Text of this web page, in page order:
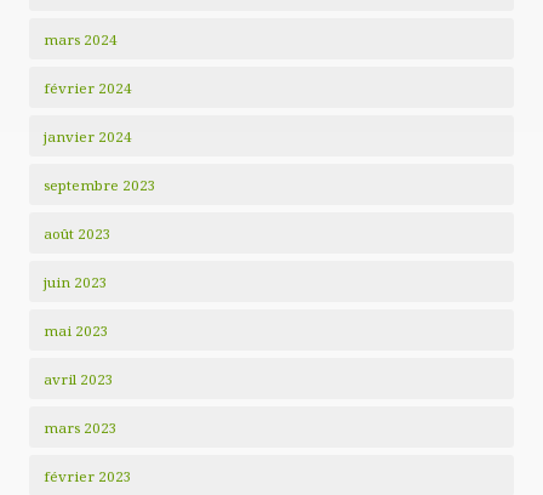
mars 2024
février 2024
janvier 2024
septembre 2023
août 2023
juin 2023
mai 2023
avril 2023
mars 2023
février 2023